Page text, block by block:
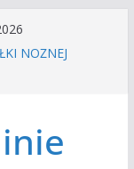
NOŻNEJ